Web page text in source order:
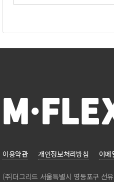
이용약관 개인정보처리방침 이메
(주)더그리드서울특별시영등포구선